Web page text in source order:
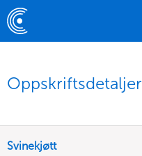
Oppskriftsdetaljer
Svinekjøtt